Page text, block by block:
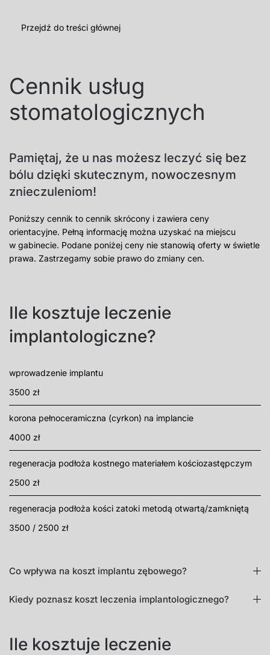
Przejdź do treści głównej
Cennik usług
stomatologicznych
Pamiętaj, że u nas możesz leczyć się bez
bólu dzięki skutecznym, nowoczesnym
znieczuleniom!
Poniższy cennik to cennik skrócony i zawiera ceny
orientacyjne. Pełną informację można uzyskać na miejscu
w gabinecie. Podane poniżej ceny nie stanowią oferty w świetle
prawa. Zastrzegamy sobie prawo do zmiany cen.
Ile kosztuje leczenie
implantologiczne?
wprowadzenie implantu
3500 zł
korona pełnoceramiczna (cyrkon) na implancie
4000 zł
regeneracja podłoża kostnego materiałem kościozastępczym
2500 zł
regeneracja podłoża kości zatoki metodą otwartą/zamkniętą
3500 / 2500 zł
Co wpływa na koszt implantu zębowego?
Kiedy poznasz koszt leczenia implantologicznego?
Ile kosztuje leczenie